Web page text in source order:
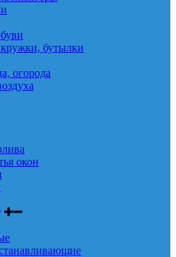
бутылки
огорода
окон